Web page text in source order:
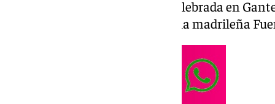
perdido en esta final a cuatro celebrada en
estaban la moldava Chisinau y la madrileña